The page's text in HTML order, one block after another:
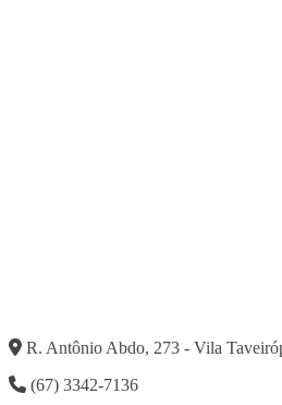
R. Antônio Abdo, 273 - Vila
(67) 3342-7136